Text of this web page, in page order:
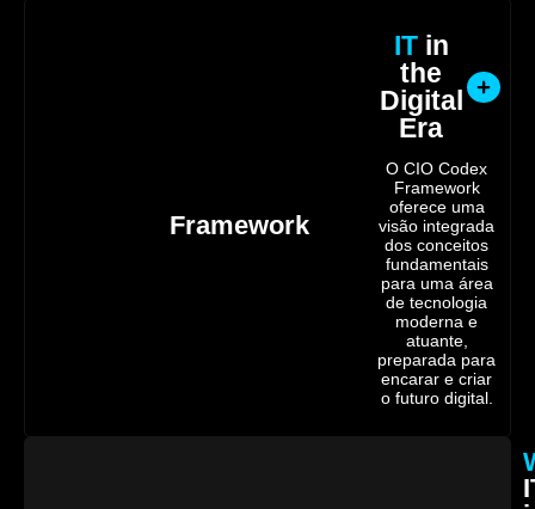
Framework
ITin
the
Digital
Era
O CIO Codex
Framework
oferece uma
visão integrada
dos conceitos
fundamentais
para uma área
de tecnologia
moderna e
atuante,
preparada para
encarar e criar
o futuro digital.